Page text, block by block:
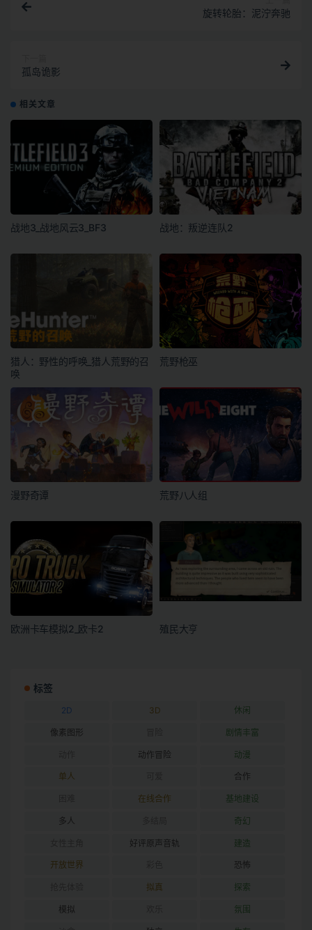
旋转轮胎：泥泞奔驰
孤岛诡影
相关文章
战地3_战地风云3_BF3 战地：叛逆连队2
猎人：野性的呼唤_猎人荒野的召
唤
荒野枪巫
漫野奇谭 荒野八人组
欧洲卡车模拟2_欧卡2 殖民大亨
标签
2D 3D 休闲
像素图形 剧情丰富
动作冒险 动漫
单人 合作
在线合作 基地建设
多人 奇幻
好评原声音轨 建造
开放世界 恐怖
拟真 探索
模拟 氛围